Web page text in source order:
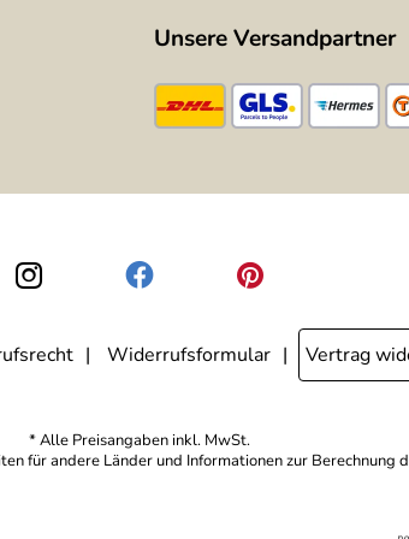
Unsere Versandpartner
Widerrufsformular Vertrag
* Alle Preisangaben inkl. MwSt.
für andere Länder und Informationen zur Berechnung